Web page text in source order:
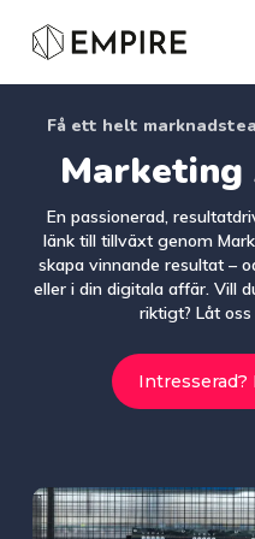
Få ett helt
Marketing
En passionerad,
länk till tillväxt genom
skapa vinnande resultat –
eller i din digitala affär. Vill
riktigt? Låt
Intresserad?